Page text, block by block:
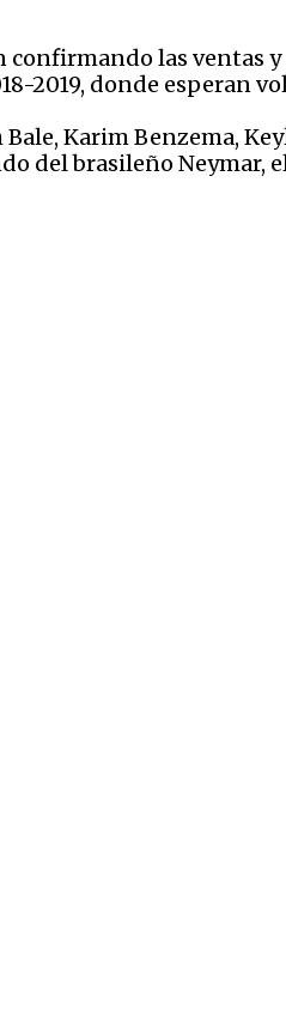
confirmando las
2019, donde esperan
Karim Benzema,
del brasileño Neymar,